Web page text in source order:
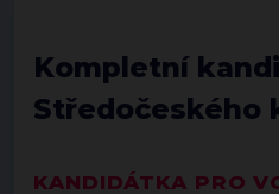
Kompletní
Středočeského
KANDIDÁTKA PRO